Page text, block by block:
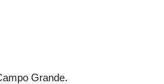
Grande.